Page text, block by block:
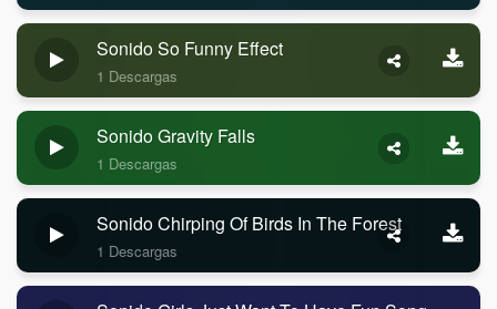
Sonido So Funny Effect
1 Descargas
Sonido Gravity Falls
1 Descargas
Sonido Chirping Of Birds In The Forest
1 Descargas